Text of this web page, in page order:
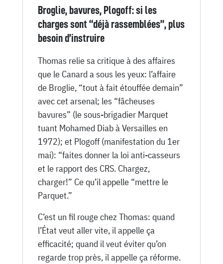
Broglie, bavures, Plogoff: si les
charges sont “déjà rassemblées”, plus
besoin d’instruire
Thomas relie sa critique à des affaires
que le Canard a sous les yeux: l’affaire
de Broglie, “tout à fait étouffée demain”
avec cet arsenal; les “fâcheuses
bavures” (le sous-brigadier Marquet
tuant Mohamed Diab à Versailles en
1972); et Plogoff (manifestation du 1er
mai): “faites donner la loi anti-casseurs
et le rapport des CRS. Chargez,
charger!” Ce qu’il appelle “mettre le
Parquet.”
C’est un fil rouge chez Thomas: quand
l’État veut aller vite, il appelle ça
efficacité; quand il veut éviter qu’on
regarde trop près, il appelle ça réforme.